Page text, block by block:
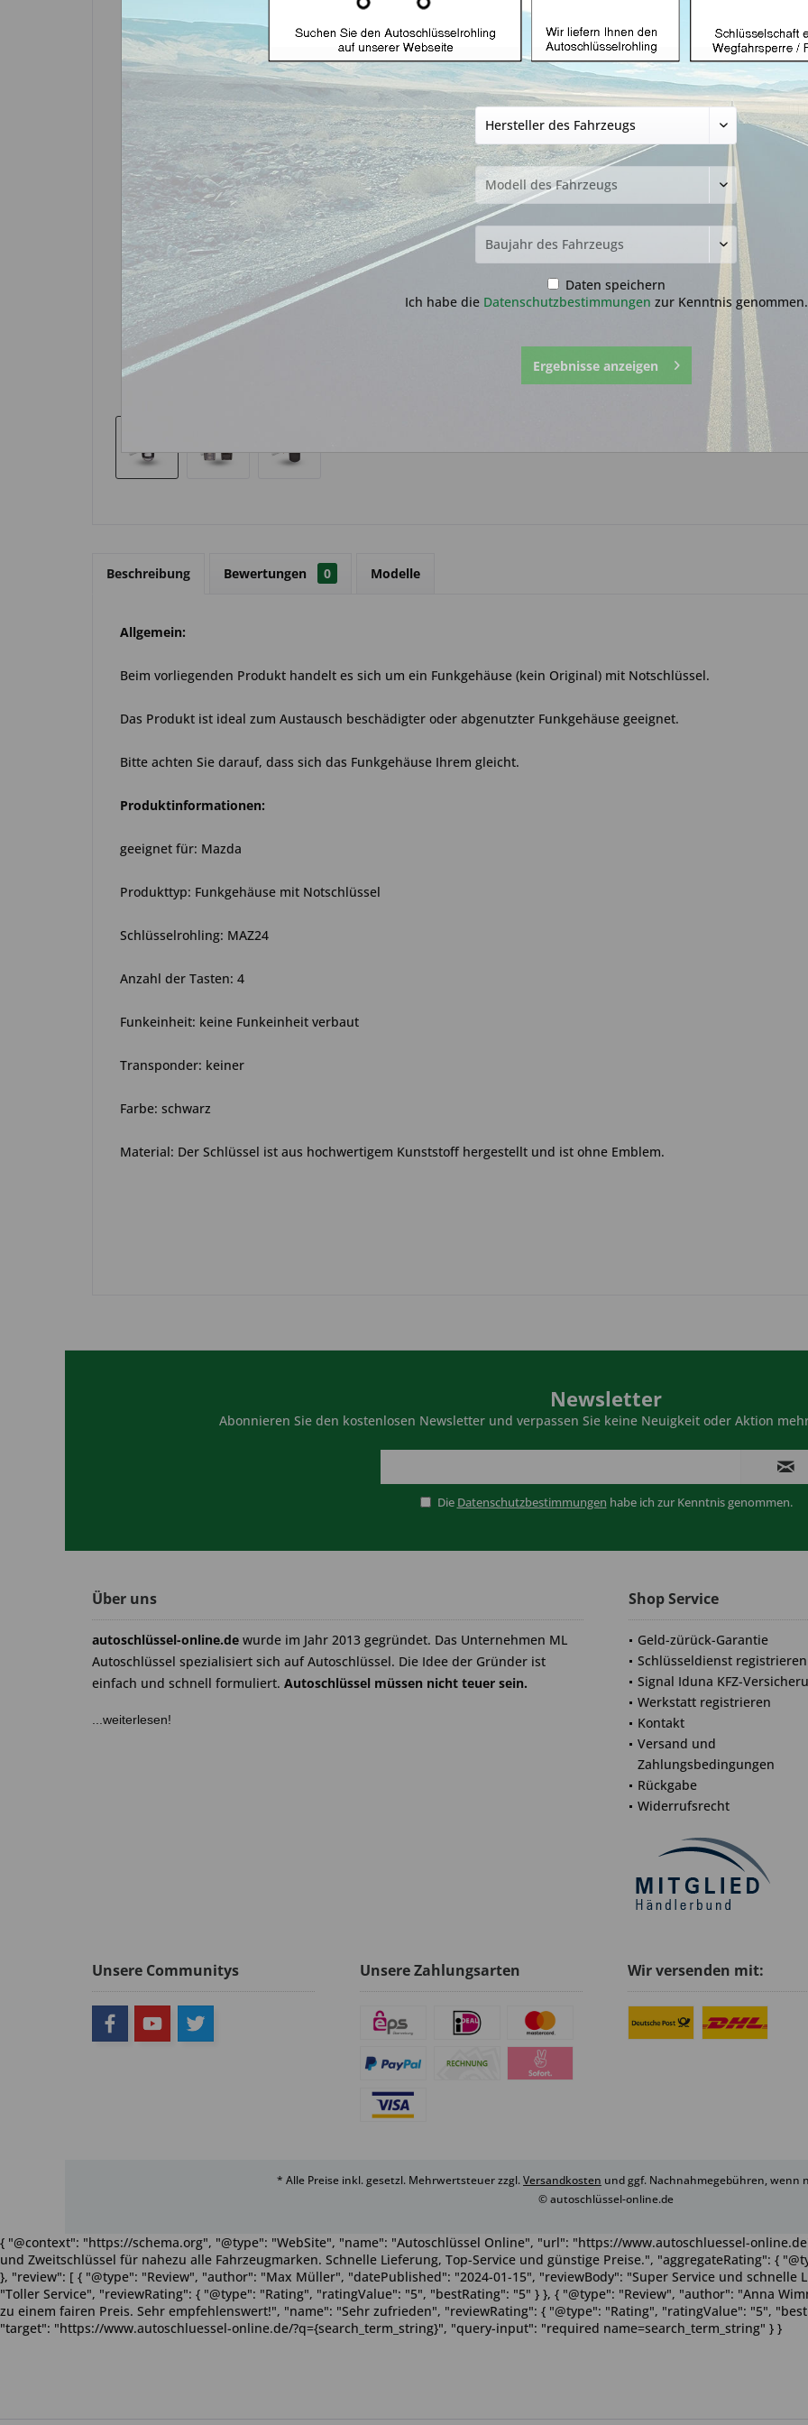
4 Tasten mit
19,99 € *
inkl. MwSt.zzgl. Versandkosten
Lieferzeit ca. 1-3 Werktage
Fragen
Artikel-Nr.:
Über WhatsApp
Beschreibung Bewertungen 0 Modelle
Allgemein:
Beim vorliegenden Produkt handelt es sich um ein Funkgehäuse (kein Original) mit Notschlüssel.
Das Produkt ist ideal zum Austausch beschädigter oder abgenutzter Funkgehäuse geeignet.
Bitte achten Sie darauf, dass sich das Funkgehäuse Ihrem gleicht.
Produktinformationen:
geeignet für: Mazda
Produkttyp: Funkgehäuse mit Notschlüssel
Schlüsselrohling: MAZ24
Anzahl der Tasten: 4
Funkeinheit: keine Funkeinheit verbaut
Transponder: keiner
Farbe: schwarz
Material: Der Schlüssel ist aus hochwertigem Kunststoff hergestellt und ist ohne Emblem.
Newsletter
Abonnieren Sie den kostenlosen Newsletter und verpassen Sie keine Neuigkeit oder Aktion
Die Datenschutzbestimmungen habe ich zur Kenntnis genommen.
Über uns
autoschlüssel-online.de wurde im Jahr 2013 gegründet. Das Unternehmen ML
Autoschlüssel spezialisiert sich auf Autoschlüssel. Die Idee der Gründer ist
einfach und schnell formuliert. Autoschlüssel müssen nicht teuer sein.
...weiterlesen!
Shop Service
Geld-zürück-Garantie
Schlüsseldienst registrieren
Signal Iduna KFZ-
Werkstatt registrieren
Kontakt
Versand und
Zahlungsbedingungen
Rückgabe
Widerrufsrecht
Unsere Communitys Unsere Zahlungsarten Wir versenden mit:
* Alle Preise inkl. gesetzl. Mehrwertsteuer zzgl.Versandkosten und ggf. Nachnahmegebühren, wenn
© autoschlüssel-online.de
{ "@context": "https://schema.org", "@type": "WebSite", "name": "Autoschlüssel Online", "url": "https://www.autoschluessel-
und Zweitschlüssel für nahezu alle Fahrzeugmarken. Schnelle Lieferung, Top-Service und günstige Preise.", "aggregateRating": {
}, "review": [ { "@type": "Review", "author": "Max Müller", "datePublished": "2024-01-15", "reviewBody": "Super Service und
"Toller Service", "reviewRating": { "@type": "Rating", "ratingValue": "5", "bestRating": "5" } }, { "@type": "Review", "author": "Anna
zu einem fairen Preis. Sehr empfehlenswert!", "name": "Sehr zufrieden", "reviewRating": { "@type": "Rating", "ratingValue": "5",
"target": "https://www.autoschluessel-online.de/?q={search_term_string}", "query-input": "required name=search_term_string" } }
Daten speichern
Ich habe die Datenschutzbestimmungen zur Kenntnis genommen.
Ergebnisse anzeigen